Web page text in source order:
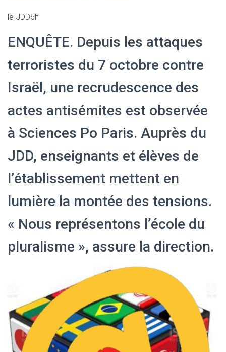
le JDD6h
ENQUÊTE. Depuis les attaques
terroristes du 7 octobre contre
Israël, une recrudescence des
actes antisémites est observée
à Sciences Po Paris. Auprès du
JDD, enseignants et élèves de
l’établissement mettent en
lumière la montée des tensions.
« Nous représentons l’école du
pluralisme », assure la direction.